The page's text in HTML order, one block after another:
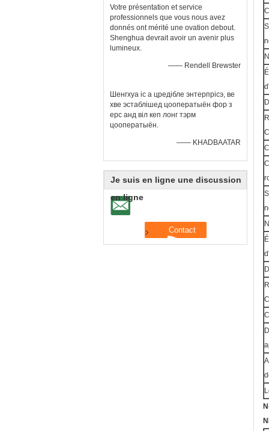
Votre présentation et service
professionnels que vous nous avez
donnés ont mérité une ovation debout.
Shenghua devrait avoir un avenir plus
lumineux.
—— Rendell Brewster
Шенгхуа іс а цредібле энтерпрісэ, ве
хве эстаблішед цооператыён фор з
ерс анд віл кеп лонг тэрм
цооператыён.
—— KHADBAATAR
Je suis en ligne une discussion
en ligne